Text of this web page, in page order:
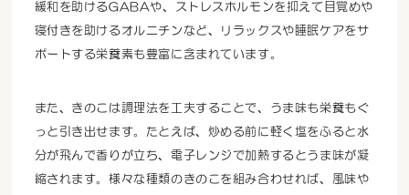
緩和を助けるGABAや、ストレスホルモンを抑えて目覚めや
寝付きを助けるオルニチンなど、リラックスや睡眠ケアをサ
ポートする栄養素も豊富に含まれています。
また、きのこは調理法を工夫することで、うま味も栄養もぐ
っと引き出せます。たとえば、炒める前に軽く塩をふると水
分が飛んで香りが立ち、電子レンジで加熱するとうま味が凝
縮されます。様々な種類のきのこを組み合わせれば、風味や